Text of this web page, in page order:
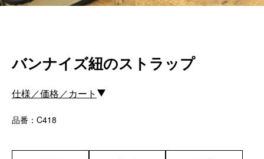
ポータブルオーディオケース
SONY
ビジネスバッグ
バンナイズ紐のストラップ
仕様／価格／カート
品番：C418